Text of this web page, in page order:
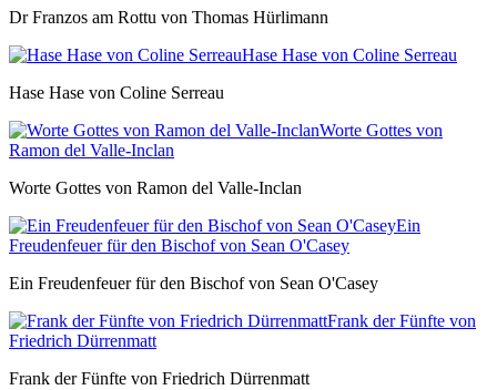
Dr Franzos am Rottu von Thomas Hürlimann
Hase Hase von Coline Serreau
Hase Hase von Coline Serreau
Worte Gottes von
Ramon del Valle-Inclan
Worte Gottes von Ramon del Valle-Inclan
Ein
Freudenfeuer für den Bischof von Sean O'Casey
Ein Freudenfeuer für den Bischof von Sean O'Casey
Frank der Fünfte von
Friedrich Dürrenmatt
Frank der Fünfte von Friedrich Dürrenmatt